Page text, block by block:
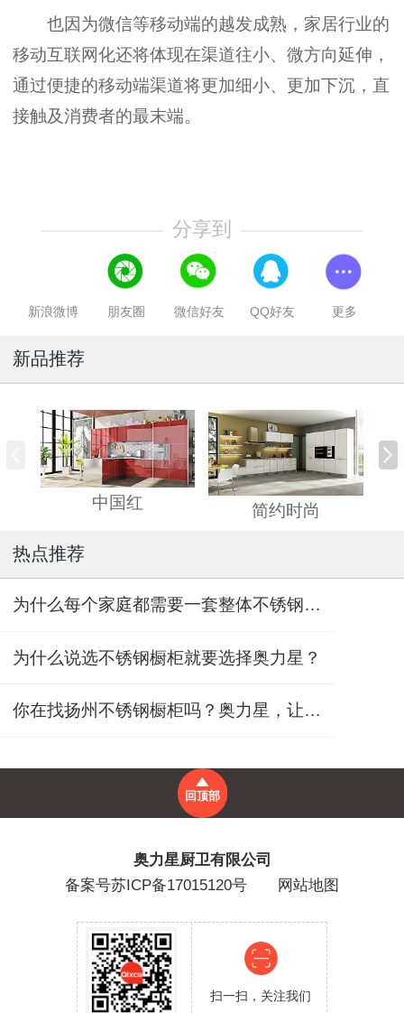
也因为微信等移动端的越发成熟，家居行业的
移动互联网化还将体现在渠道往小、微方向延伸，
通过便捷的移动端渠道将更加细小、更加下沉，直
接触及消费者的最末端。
分享到
新浪微博 朋友圈 微信好友 QQ好友 更多
新品推荐
中国红 简约时尚
热点推荐
为什么每个家庭都需要一套整体不锈钢橱柜?
为什么说选不锈钢橱柜就要选择奥力星？
你在找扬州不锈钢橱柜吗？奥力星，让家人更放心
回顶部
奥力星厨卫有限公司
备案号苏ICP备17015120号 网站地图
扫一扫，关注我们